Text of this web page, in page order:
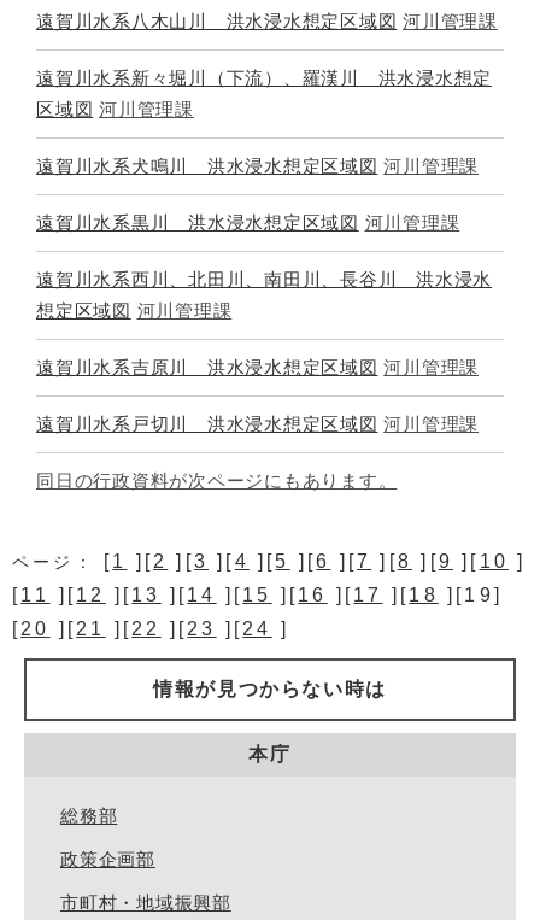
遠賀川水系八木山川 洪水浸水想定区域図 河川管理課
遠賀川水系新々堀川（下流）、羅漢川 洪水浸水想定
区域図 河川管理課
遠賀川水系犬鳴川 洪水浸水想定区域図 河川管理課
遠賀川水系黒川 洪水浸水想定区域図 河川管理課
遠賀川水系西川、北田川、南田川、長谷川 洪水浸水
想定区域図 河川管理課
遠賀川水系吉原川 洪水浸水想定区域図 河川管理課
遠賀川水系戸切川 洪水浸水想定区域図 河川管理課
同日の行政資料が次ページにもあります。
ページ： [1 ][2 ][3 ][4 ][5 ][6 ][7 ][8 ][9 ][ 10 ]
[11 ][12 ][13 ][14 ][15 ][16 ][17 ][18 ][19]
[20 ][21 ][22 ][23 ][24 ]
情報が見つからない時は
本庁
総務部
政策企画部
市町村・地域振興部